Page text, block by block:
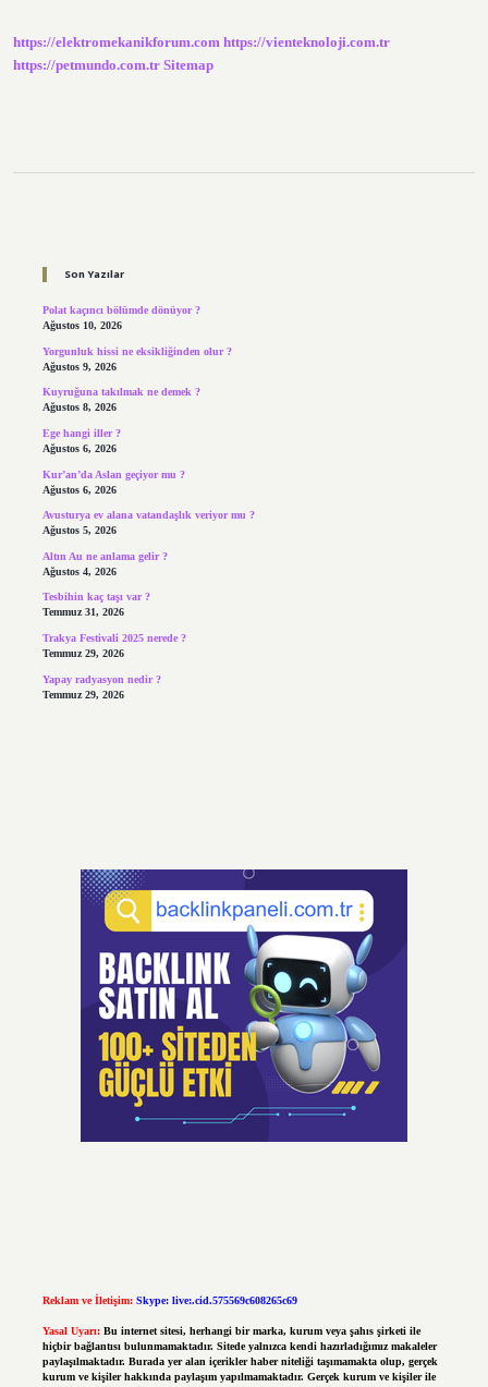
https://elektromekanikforum.com https://vienteknoloji.com.tr
https://petmundo.com.tr Sitemap
Son Yazılar
Polat kaçıncı bölümde dönüyor ?
Ağustos 10, 2026
Yorgunluk hissi ne eksikliğinden olur ?
Ağustos 9, 2026
Kuyruğuna takılmak ne demek ?
Ağustos 8, 2026
Ege hangi iller ?
Ağustos 6, 2026
Kur’an’da Aslan geçiyor mu ?
Ağustos 6, 2026
Avusturya ev alana vatandaşlık veriyor mu ?
Ağustos 5, 2026
Altın Au ne anlama gelir ?
Ağustos 4, 2026
Tesbihin kaç taşı var ?
Temmuz 31, 2026
Trakya Festivali 2025 nerede ?
Temmuz 29, 2026
Yapay radyasyon nedir ?
Temmuz 29, 2026
Reklam ve İletişim: Skype: live:.cid.575569c608265c69
Yasal Uyarı: Bu internet sitesi, herhangi bir marka, kurum veya şahıs şirketi ile
hiçbir bağlantısı bulunmamaktadır. Sitede yalnızca kendi hazırladığımız makaleler
paylaşılmaktadır. Burada yer alan içerikler haber niteliği taşımamakta olup, gerçek
kurum ve kişiler hakkında paylaşım yapılmamaktadır. Gerçek kurum ve kişiler ile